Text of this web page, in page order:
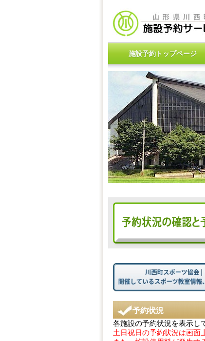
施設予約トップページ
予約状況
各施設の予約状況を表示し
土日祝日の予約状況は画面